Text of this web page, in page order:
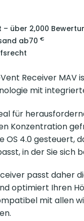
– über 2,000
ab70 €
Receiver MAV
mit
für
Konzentration
OS 4.0 gesteuert,
in der Sie sich
passt daher
optimiert Ihren
mit allen